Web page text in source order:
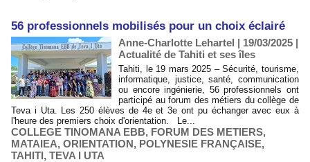
56 professionnels mobilisés pour un choix éclairé
Anne-Charlotte Lehartel | 19/03/2025 |
Actualité de Tahiti et ses îles
Tahiti, le 19 mars 2025 – Sécurité, tourisme,
informatique, justice, santé, communication
ou encore ingénierie, 56 professionnels ont
participé au forum des métiers du collège de
Teva i Uta. Les 250 élèves de 4e et 3e ont pu échanger avec eux à
l'heure des premiers choix d'orientation. Le...
COLLEGE TINOMANA EBB, FORUM DES METIERS,
MATAIEA, ORIENTATION, POLYNESIE FRANÇAISE,
TAHITI, TEVA I UTA